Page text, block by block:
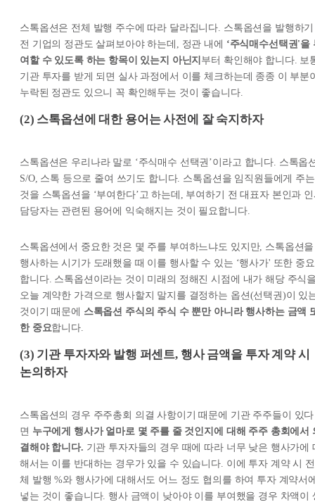
스톡옵션은 전체 발행 주수에 따라 달라집니다. 스톡옵션을 발행하기
전 기업의 정관도 살펴보아야 하는데, 정관 내에 ‘주식매수선택권'을
여할 수 있도록 하는 항목이 있는지 아닌지 부터 확인해야 합니다. 보
기관 투자를 받게 되면 실사 과정에서 이를 체크하는데 종종 이 부분
누락된 정관도 있으니 꼭 확인해두는 것이 좋습니다.
(2) 스톡옵션에 대한 용어는 사전에 잘 숙지하자
스톡옵션은 우리나라 말로 ‘주식매수 선택권’이라고 합니다. 스톡옵
S/O, 스톡 등으로 줄여 쓰기도 합니다. 스톡옵션을 임직원들에게 주는
것을 스톡옵션을 ‘부여한다’고 하는데, 부여하기 전 대표자 본인과
담당자는 관련된 용어에 익숙해지는 것이 필요합니다.
스톡옵션에서 중요한 것은 몇 주를 부여하느냐도 있지만, 스톡옵션을
행사하는 시기가 도래했을 때 이를 행사할 수 있는 ‘행사가' 또한 중요
합니다. 스톡옵션이라는 것이 미래의 정해진 시점에 내가 해당 주식
오늘 계약한 가격으로 행사할지 말지를 결정하는 옵션(선택권)이 있
것이기 때문에 스톡옵션 주식의 주식 수 뿐만 아니라 행사하는 금액
한 중요합니다.
(3) 기관 투자자와 발행 퍼센트, 행사 금액을 투자 계약 시
논의하자
스톡옵션의 경우 주주총회 의결 사항이기 때문에 기관 주주들이 있다
면 누구에게 행사가 얼마로 몇 주를 줄 것인지에 대해 주주 총회에서
결해야 합니다. 기관 투자자들의 경우 때에 따라 너무 낮은 행사가에
해서는 이를 반대하는 경우가 있을 수 있습니다. 이에 투자 계약 시 전
체 발행 %와 행사가에 대해서도 어느 정도 협의를 하여 투자 계약서
넣는 것이 좋습니다. 행사 금액이 낮아야 이를 부여했을 경우 차액이